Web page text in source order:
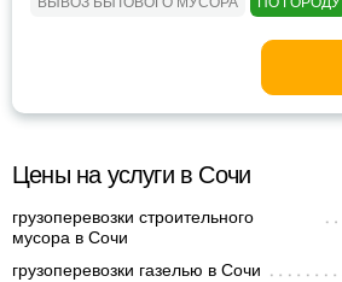
Цены на услуги в Сочи
грузоперевозки строительного
мусора в Сочи
грузоперевозки газелью в Сочи